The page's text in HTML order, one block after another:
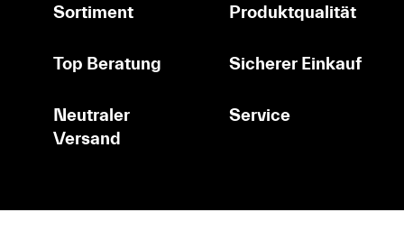
Sortiment
Produktqualität
Top Beratung Sicherer Einkauf
Neutraler
Versand
Service